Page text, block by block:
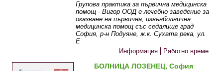
Групова практика за първична медицинска
помощ - Вигор ООД е лечебно заведение за
оказване на първична, извънболнична
медицинска помощ със седалище град
София, р-н Подуяне, ж.к. Сухата река, ул.
Е
Информация
Работно време
БОЛНИЦА ЛОЗЕНЕЦ, София